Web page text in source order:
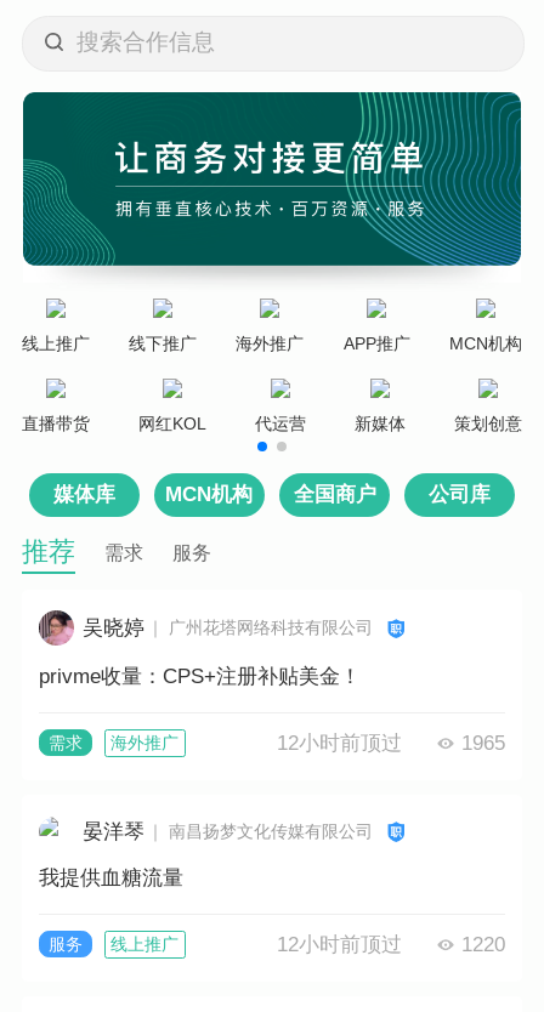
线上推广 线下推广 海外推广 APP推广 MCN机构
直播带货 网红KOL 代运营 新媒体 策划创意
媒体库 MCN机构 全国商户 公司库
推荐 需求 服务
吴晓婷 ｜ 广州花塔网络科技有限公司
privme收量：CPS+注册补贴美金！
需求 海外推广 12小时前顶过 1965
晏洋琴 ｜ 南昌扬梦文化传媒有限公司
我提供血糖流量
服务 线上推广 12小时前顶过 1220